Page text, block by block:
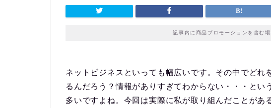
記事内に商品プロモーションを含む
ネットビジネスといっても幅広いです。その中でどれ
るんだろう？情報がありすぎてわからない・・・とい
多いですよね。今回は実際に私が取り組んだことがあ